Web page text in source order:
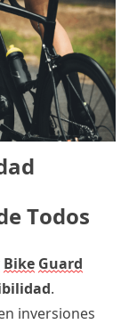
Todos
Bike Guard
.
inversiones